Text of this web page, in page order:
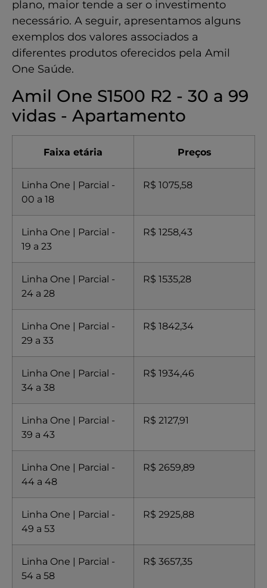
plano, maior tende a ser o investimento
necessário. A seguir, apresentamos alguns
exemplos dos valores associados a
diferentes produtos oferecidos pela Amil
One Saúde.
Amil One S1500 R2 - 30 a 99
vidas - Apartamento
Faixa etária Preços
Linha One | Parcial -
00 a 18
R$ 1075,58
Linha One | Parcial -
19 a 23
R$ 1258,43
Linha One | Parcial -
24 a 28
R$ 1535,28
Linha One | Parcial -
29 a 33
R$ 1842,34
Linha One | Parcial -
34 a 38
R$ 1934,46
Linha One | Parcial -
39 a 43
R$ 2127,91
Linha One | Parcial -
44 a 48
R$ 2659,89
Linha One | Parcial -
49 a 53
R$ 2925,88
Linha One | Parcial -
54 a 58
R$ 3657,35